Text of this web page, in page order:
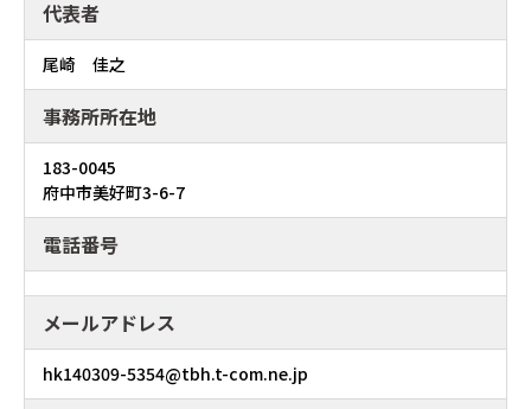
代表者
尾崎 佳之
事務所所在地
183-0045
府中市美好町3-6-7
電話番号
メールアドレス
hk140309-5354@tbh.t-com.ne.jp